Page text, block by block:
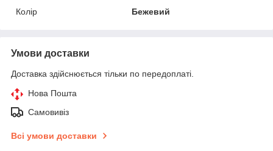
Колір
Бежевий
Умови доставки
Доставка здійснюється тільки по передоплаті.
Нова Пошта
Самовивіз
Всі умови доставки